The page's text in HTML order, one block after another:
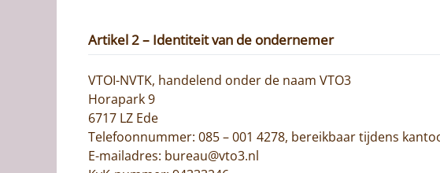
Artikel 2 – Identiteit van de ondernemer
VTOI-NVTK, handelend onder de naam VTO3
Horapark 9
6717 LZ Ede
Telefoonnummer: 085 – 001 4278, bereikbaar tijdens
E-mailadres: bureau@vto3.nl